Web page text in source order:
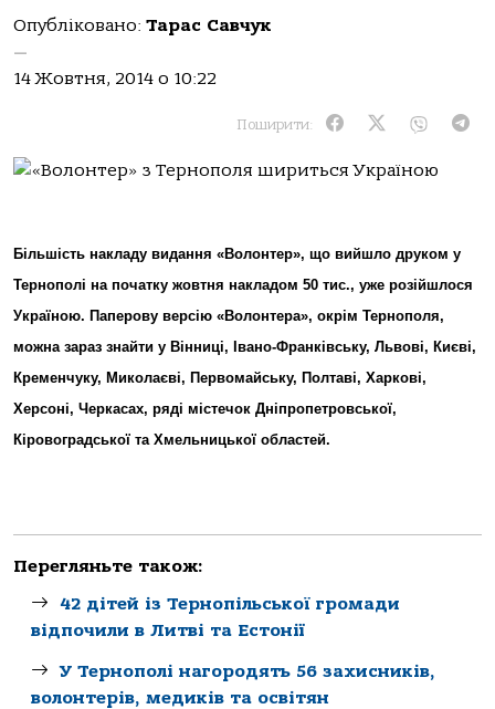
Опубліковано: Тарас Савчук
—
14 Жовтня, 2014 о 10:22
Поширити:
Більшість накладу видання «Волонтер», що вийшло друком у
Тернополі на початку жовтня накладом 50 тис., уже розійшлося
Україною. Паперову версію «Волонтера», окрім Тернополя,
можна зараз знайти у Вінниці, Івано-Франківську, Львові, Києві,
Кременчуку, Миколаєві, Первомайську, Полтаві, Харкові,
Херсоні, Черкасах, ряді містечок Дніпропетровської,
Кіровоградської та Хмельницької областей.
Перегляньте також:
42 дітей із Тернопільської громади
відпочили в Литві та Естонії
У Тернополі нагородять 56 захисників,
волонтерів, медиків та освітян